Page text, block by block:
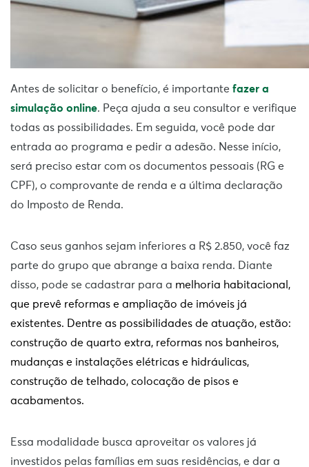
Antes de solicitar o benefício, é importante fazer a
simulação online. Peça ajuda a seu consultor e verifique
todas as possibilidades. Em seguida, você pode dar
entrada ao programa e pedir a adesão. Nesse início,
será preciso estar com os documentos pessoais (RG e
CPF), o comprovante de renda e a última declaração
do Imposto de Renda.
Caso seus ganhos sejam inferiores a R$ 2.850, você faz
parte do grupo que abrange a baixa renda. Diante
disso, pode se cadastrar para a melhoria habitacional,
que prevê reformas e ampliação de imóveis já
existentes. Dentre as possibilidades de atuação, estão:
construção de quarto extra, reformas nos banheiros,
mudanças e instalações elétricas e hidráulicas,
construção de telhado, colocação de pisos e
acabamentos.
Essa modalidade busca aproveitar os valores já
investidos pelas famílias em suas residências, e dar a